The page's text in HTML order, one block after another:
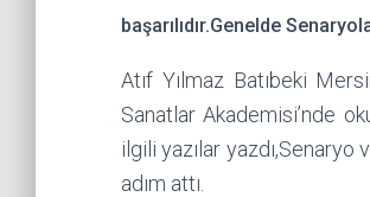
başarılıdır.Genelde
Atıf Yılmaz Batıbeki
Sanatlar Akademisi’nde
ilgili yazılar
adım attı.